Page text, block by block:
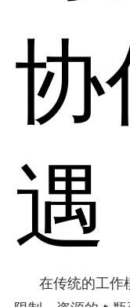
协
遇
在传统的工作